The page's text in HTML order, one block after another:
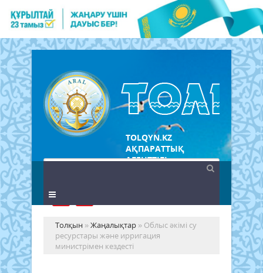
TOLQYN.KZ
АҚПАРАТТЫҚ
АГЕНТТІГІ
Толқын »Жаңалықтар » Облыс әкімі су
ресурстары және ирригация
министрімен кездесті